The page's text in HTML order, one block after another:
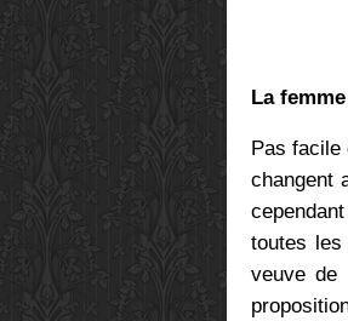
La
Pas facile
changent
toutes
veuve de